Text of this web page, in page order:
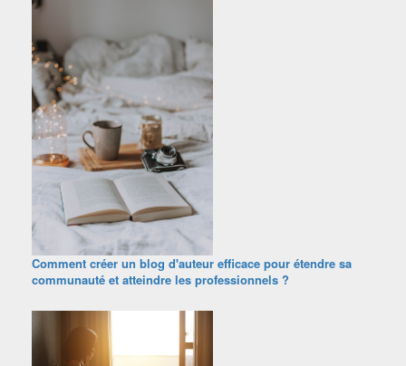
Comment créer un blog d'auteur efficace pour étendre sa
communauté et atteindre les professionnels ?